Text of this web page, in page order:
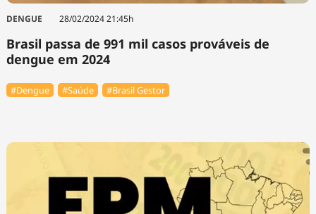
DENGUE 28/02/2024 21:45h
Brasil passa de 991 mil casos prováveis de
dengue em 2024
#Dengue #Saúde #Brasil Gestor